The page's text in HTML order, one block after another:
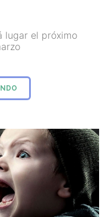
lugar el próximo